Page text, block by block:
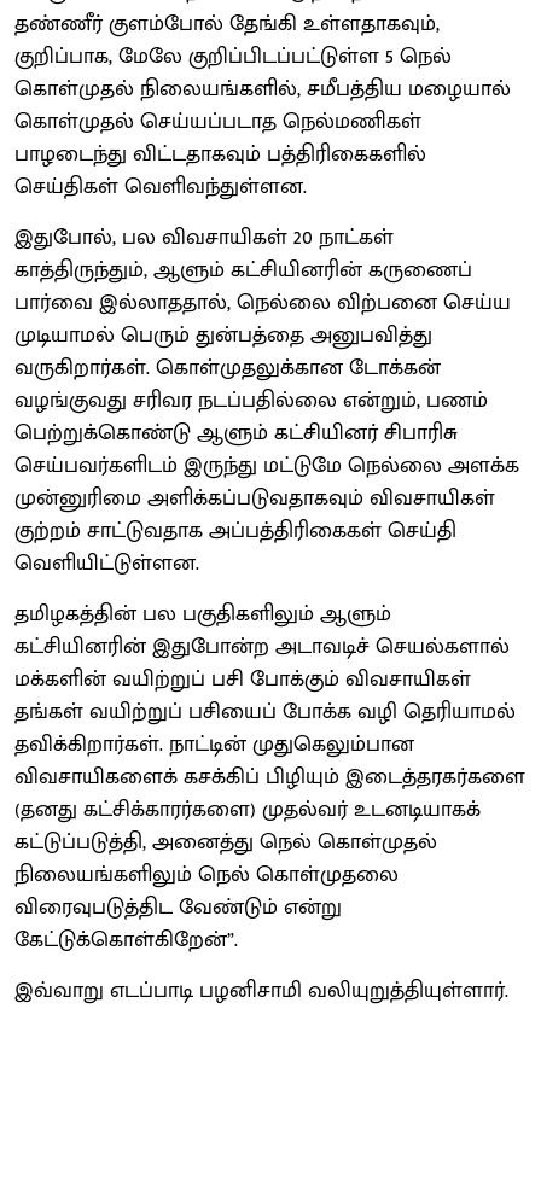
தண்ணீர் குளம்போல் தேங்கி உள்ளதாகவும்,
குறிப்பாக, மேலே குறிப்பிடப்பட்டுள்ள 5 நெல்
கொள்முதல் நிலையங்களில், சமீபத்திய மழையால்
கொள்முதல் செய்யப்படாத நெல்மணிகள்
பாழடைந்து விட்டதாகவும் பத்திரிகைகளில்
செய்திகள் வெளிவந்துள்ளன.
இதுபோல், பல விவசாயிகள் 20 நாட்கள்
காத்திருந்தும், ஆளும் கட்சியினரின் கருணைப்
பார்வை இல்லாததால், நெல்லை விற்பனை செய்ய
முடியாமல் பெரும் துன்பத்தை அனுபவித்து
வருகிறார்கள். கொள்முதலுக்கான டோக்கன்
வழங்குவது சரிவர நடப்பதில்லை என்றும், பணம்
பெற்றுக்கொண்டு ஆளும் கட்சியினர் சிபாரிசு
செய்பவர்களிடம் இருந்து மட்டுமே நெல்லை அளக்க
முன்னுரிமை அளிக்கப்படுவதாகவும் விவசாயிகள்
குற்றம் சாட்டுவதாக அப்பத்திரிகைகள் செய்தி
வெளியிட்டுள்ளன.
தமிழகத்தின் பல பகுதிகளிலும் ஆளும்
கட்சியினரின் இதுபோன்ற அடாவடிச் செயல்களால்
மக்களின் வயிற்றுப் பசி போக்கும் விவசாயிகள்
தங்கள் வயிற்றுப் பசியைப் போக்க வழி தெரியாமல்
தவிக்கிறார்கள். நாட்டின் முதுகெலும்பான
விவசாயிகளைக் கசக்கிப் பிழியும் இடைத்தரகர்களை
(தனது கட்சிக்காரர்களை) முதல்வர் உடனடியாகக்
கட்டுப்படுத்தி, அனைத்து நெல் கொள்முதல்
நிலையங்களிலும் நெல் கொள்முதலை
விரைவுபடுத்திட வேண்டும் என்று
கேட்டுக்கொள்கிறேன்”.
இவ்வாறு எடப்பாடி பழனிசாமி வலியுறுத்தியுள்ளார்.